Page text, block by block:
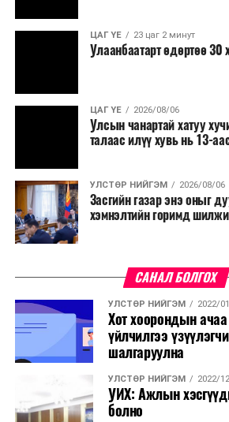
ЦАГ ҮЕ 23 цаг 2 минут
Улаанбаатарт өдөртөө 30
ЦАГ ҮЕ 2026/08/06
Улсын чанартай хатуу
талаас илүү хувь нь 13-
УЛСТӨР НИЙГЭМ 2026/08/06
Засгийн газар энэ оныг
хэмнэлтийн горимд
САНАЛ БОЛГОХ
УЛСТӨР НИЙГЭМ 2022/
Хот хоорондын
үйлчилгээ
шалгаруулна
УЛСТӨР НИЙГЭМ 2022/
УИХ: Ажлын
болно